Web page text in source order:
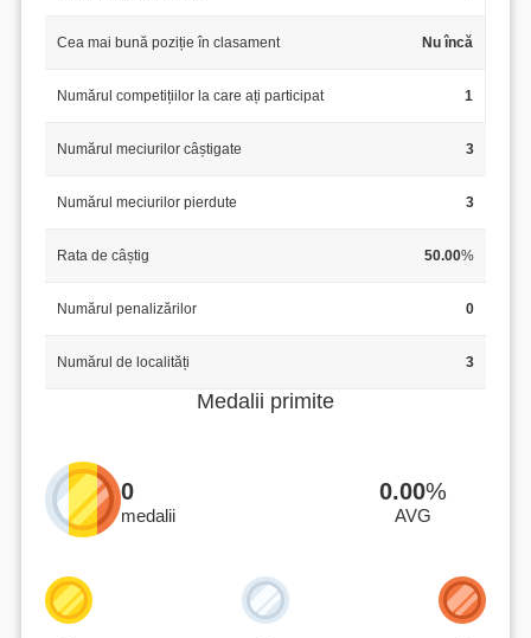
Cea mai bună poziție în clasament Nu încă
Numărul competițiilor la care ați participat 1
Numărul meciurilor câștigate 3
Numărul meciurilor pierdute 3
Rata de câștig 50.00%
Numărul penalizărilor 0
Numărul de localități 3
Medalii primite
0
medalii
0.00%
AVG